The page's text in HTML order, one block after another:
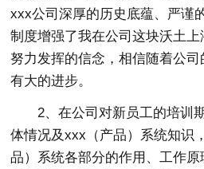
xxx公司深厚的历史底蕴、严谨
制度增强了我在公司这块沃土上
努力发挥的信念，相信随着公
有大的进步。
2、在公司对新员工的培训
体情况及xxx（产品）系统知识
品）系统各部分的作用、工作